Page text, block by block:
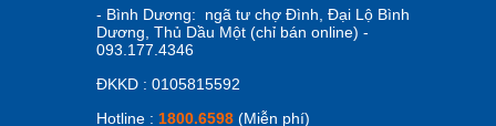
- Bình Dương: ngã tư chợ Đình, Đại Lộ Bình
Dương, Thủ Dầu Một (chỉ bán online) -
093.177.4346
ĐKKD : 0105815592
Hotline : 1800.6598 (Miễn phí)